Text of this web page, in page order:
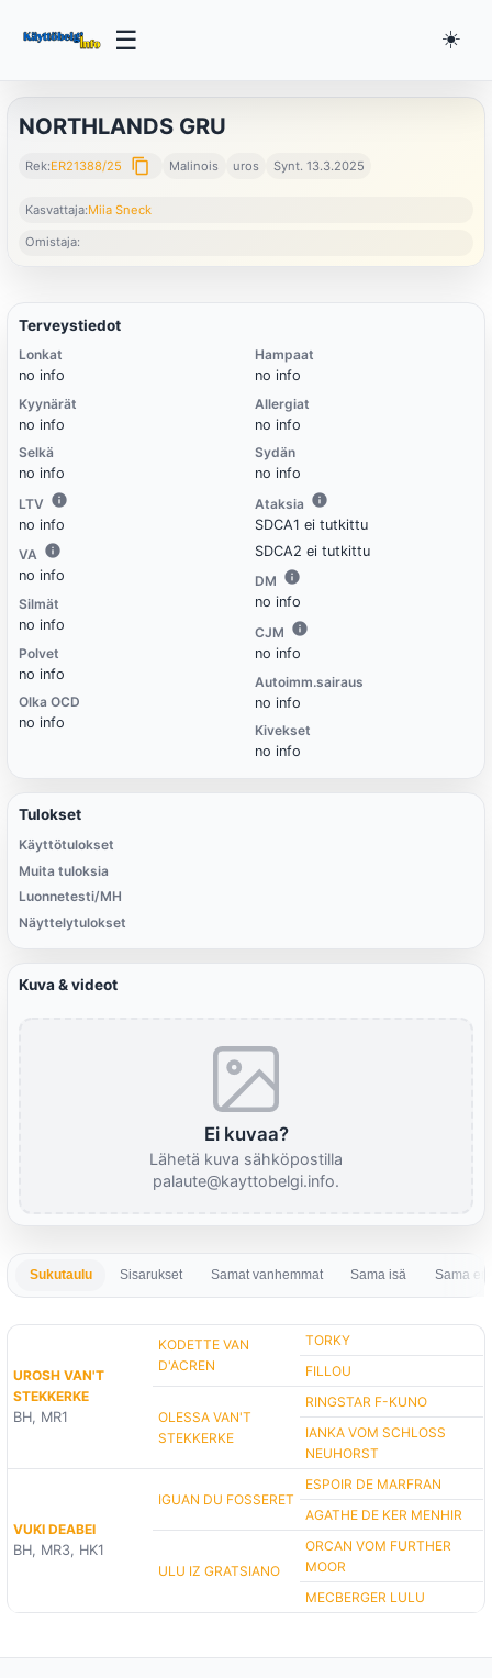
☰ ☀️
NORTHLANDS GRU
Rek:ER21388/25 content_copy Malinois uros Synt. 13.3.2025
Kasvattaja:Miia Sneck
Omistaja:
Terveystiedot
Lonkat
no info
Kyynärät
no info
Selkä
no info
LTV
no info
VA
no info
Silmät
no info
Polvet
no info
Olka OCD
no info
Hampaat
no info
Allergiat
no info
Sydän
no info
Ataksia
SDCA1 ei tutkittu
SDCA2 ei tutkittu
DM
no info
CJM
no info
Autoimm.sairaus
no info
Kivekset
no info
Tulokset
Käyttötulokset
Muita tuloksia
Luonnetesti/MH
Näyttelytulokset
Kuva & videot
Ei kuvaa?
Lähetä kuva sähköpostilla
palaute@kayttobelgi.info.
Sukutaulu Sisarukset Samat vanhemmat Sama isä Sama
UROSH VAN'T
STEKKERKE
BH, MR1
KODETTE VAN
D'ACREN
TORKY
FILLOU
OLESSA VAN'T
STEKKERKE
RINGSTAR F-KUNO
IANKA VOM SCHLOSS
NEUHORST
VUKI DEABEI
BH, MR3, HK1
IGUAN DU FOSSERET
ESPOIR DE MARFRAN
AGATHE DE KER MENHIR
ULU IZ GRATSIANO
ORCAN VOM FURTHER
MOOR
MECBERGER LULU